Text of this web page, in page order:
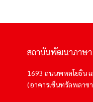
สถาบันพัฒนาภาษา
1693 ถนนพหลโยธิน แ
(อาคารเซ็นทรัลพลาซ